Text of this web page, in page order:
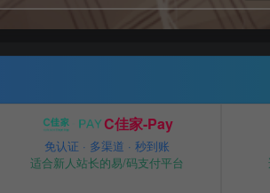
C佳家-Pay
免认证 · 多渠道 · 秒到账
适合新人站长的易/码支付平台